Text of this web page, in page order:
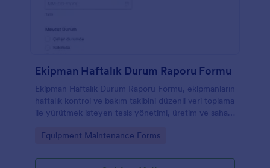
Ekipman Haftalık Durum Raporu Formu
Ekipman Haftalık Durum Raporu Formu, ekipmanların
haftalık kontrol ve bakım takibini düzenli veri toplama
ile yürütmek isteyen tesis yönetimi, üretim ve saha
Go to Category:
Equipment Maintenance Forms